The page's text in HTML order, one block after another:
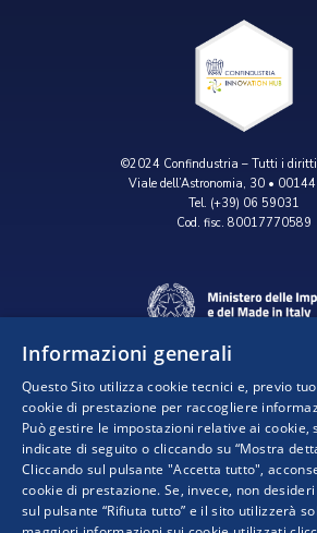
©2024 Confindustria – Tutti i
Viale dell’Astronomia, 30 • 00144
Tel. (+39) 06 59031
Cod. fisc. 80017770589
Progetto realizzato da:
Informazioni generali
Questo Sito utilizza cookie tecnici e, previo
cookie di prestazione per raccogliere
Può gestire le impostazioni relative ai cookie,
indicate di seguito o cliccando su “Mostra
Cliccando sul pulsante "Accetta tutto",
cookie di prestazione. Se, invece, non
sul pulsante “Rifiuta tutto” e il sito utilizzerà